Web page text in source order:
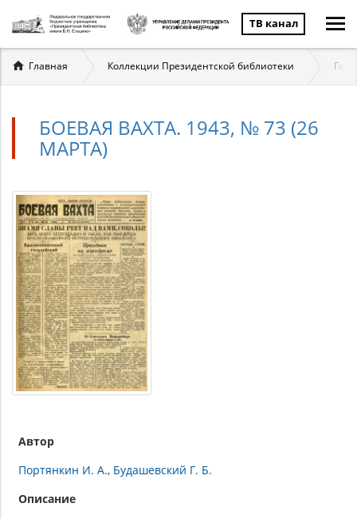
ТВ канал
Вы
здесь
Главная Коллекции Президентской библиотеки
БОЕВАЯ ВАХТА. 1943, № 73 (26
МАРТА)
Автор
Портянкин И. А. Будашевский Г. Б.
Описание